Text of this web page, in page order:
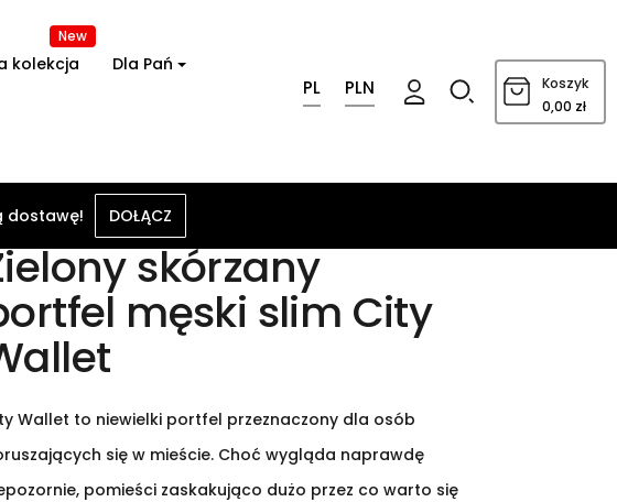
kolekcja
New
Dla Pań
PL PLN Koszyk
0,00 zł
skórzany
męski slim City
Wallet to niewielki portfel przeznaczony dla osób
się w mieście. Choć wygląda naprawdę
pomieści zaskakująco dużo przez co warto się
dostawę! DOŁĄCZ